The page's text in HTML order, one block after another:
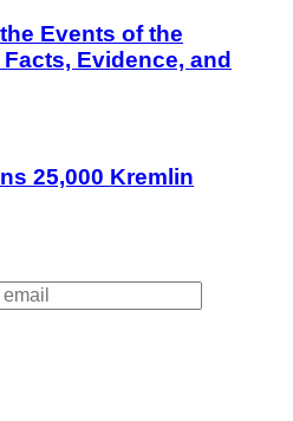
Events of the
Evidence, and
25,000 Kremlin